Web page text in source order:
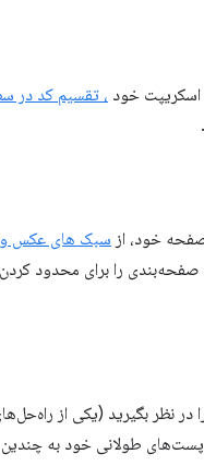
اسکریپت خود ، تقسیم کد در
خود، از سبک های عکس
صفحه‌بندی را برای محدود
نظر بگیرید (یکی از
طولانی خود به چندین